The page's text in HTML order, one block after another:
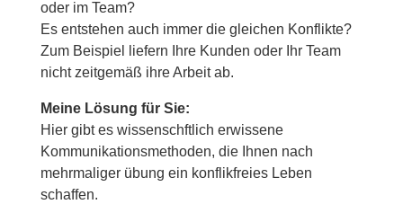
oder im Team?
Es entstehen auch immer die gleichen Konflikte?
Zum Beispiel liefern Ihre Kunden oder Ihr Team
nicht zeitgemäß ihre Arbeit ab.
Meine Lösung für Sie:
Hier gibt es wissenschftlich erwissene
Kommunikationsmethoden, die Ihnen nach
mehrmaliger übung ein konflikfreies Leben
schaffen.